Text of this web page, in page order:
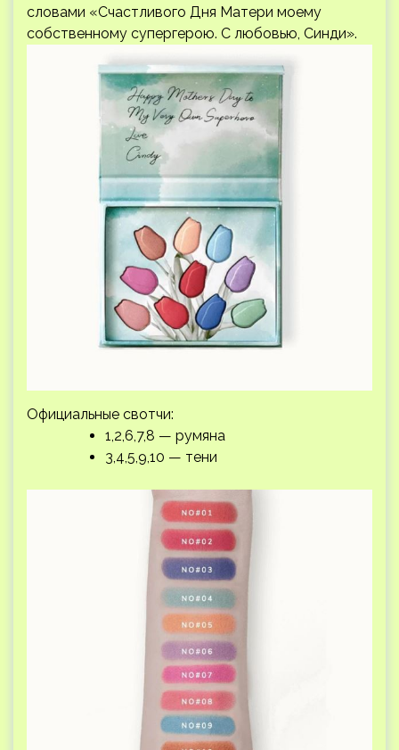
словами «Счастливого Дня Матери моему
собственному супергерою. С любовью, Синди».
Официальные свотчи:
1,2,6,7,8 — румяна
3,4,5,9,10 — тени